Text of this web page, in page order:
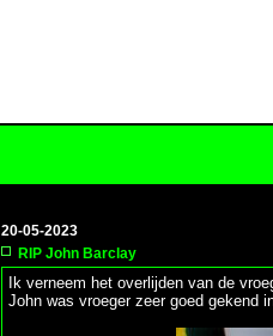
20-05-2023
RIP John Barclay
Ik verneem het overlijden van de
John was vroeger zeer goed gekend